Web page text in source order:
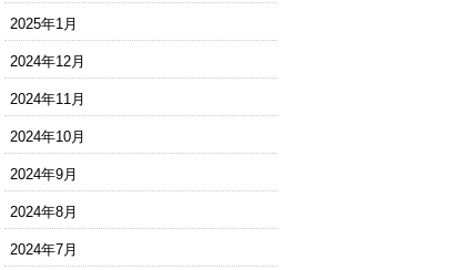
2025年1月
2024年12月
2024年11月
2024年10月
2024年9月
2024年8月
2024年7月